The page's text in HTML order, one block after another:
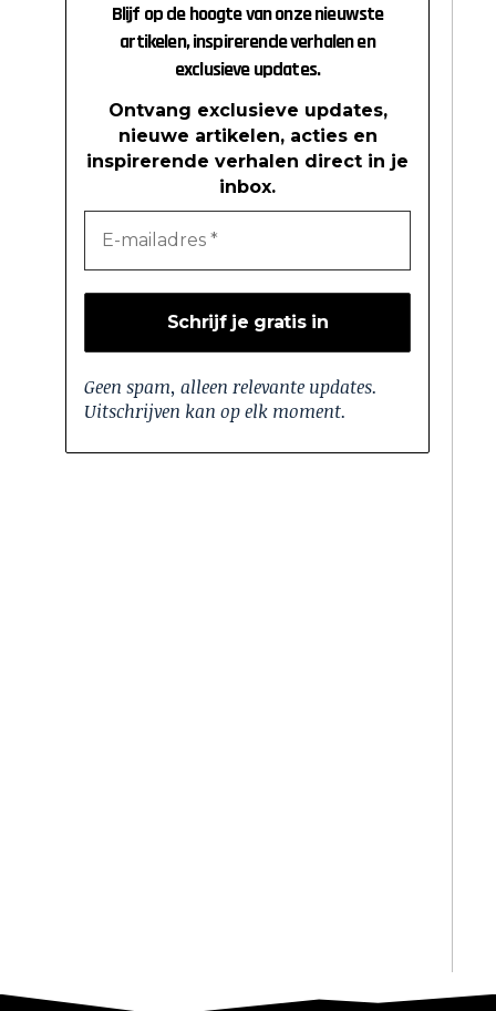
Blijf op de hoogte van onze nieuwste
artikelen, inspirerende verhalen en
exclusieve updates.
Ontvang exclusieve updates,
nieuwe artikelen, acties en
inspirerende verhalen direct in je
inbox.
Geen spam, alleen relevante updates.
Uitschrijven kan op elk moment.